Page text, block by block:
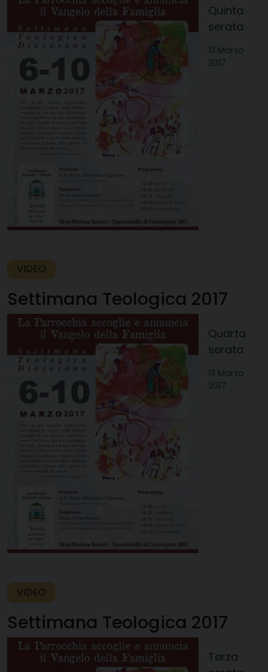
Quinta
serata
13 Marzo
2017
VIDEO
Settimana Teologica 2017
Quarta
serata
13 Marzo
2017
VIDEO
Settimana Teologica 2017
Terza